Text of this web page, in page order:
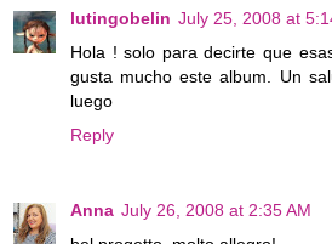
lutingobelin July 25, 2008 at
Hola ! solo para decirte que
gusta mucho este album. Un
luego
Reply
Anna July 26, 2008 at 2:35 AM